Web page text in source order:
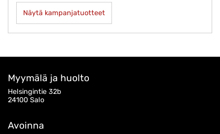
Näytä kampanjatuotteet
Myymälä ja huolto
Helsingintie 32b
24100 Salo
Avoinna